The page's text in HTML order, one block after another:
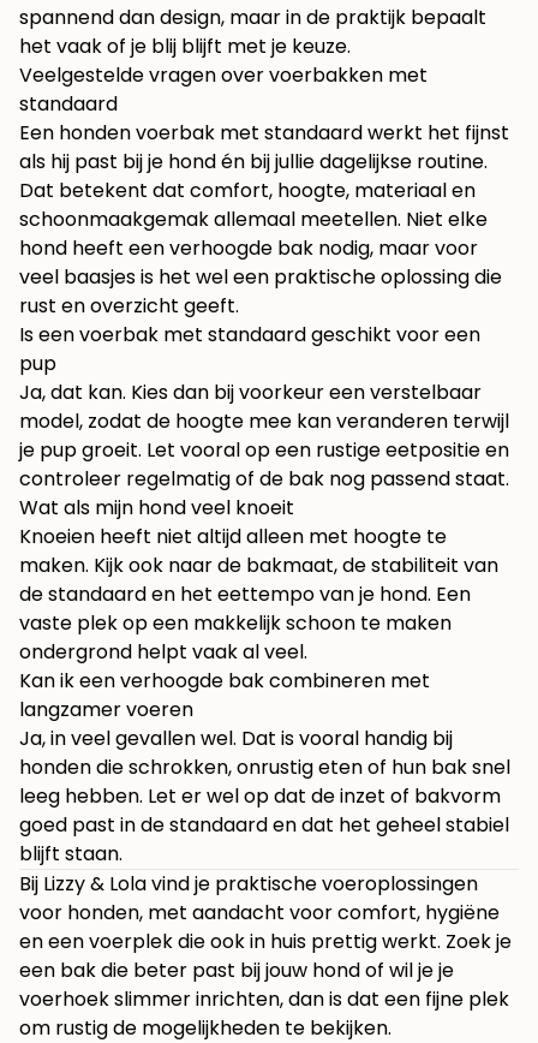
spannend dan design, maar in de praktijk bepaalt
het vaak of je blij blijft met je keuze.
Veelgestelde vragen over voerbakken met
standaard
Een honden voerbak met standaard werkt het fijnst
als hij past bij je hond én bij jullie dagelijkse routine.
Dat betekent dat comfort, hoogte, materiaal en
schoonmaakgemak allemaal meetellen. Niet elke
hond heeft een verhoogde bak nodig, maar voor
veel baasjes is het wel een praktische oplossing die
rust en overzicht geeft.
Is een voerbak met standaard geschikt voor een
pup
Ja, dat kan. Kies dan bij voorkeur een verstelbaar
model, zodat de hoogte mee kan veranderen terwijl
je pup groeit. Let vooral op een rustige eetpositie en
controleer regelmatig of de bak nog passend staat.
Wat als mijn hond veel knoeit
Knoeien heeft niet altijd alleen met hoogte te
maken. Kijk ook naar de bakmaat, de stabiliteit van
de standaard en het eettempo van je hond. Een
vaste plek op een makkelijk schoon te maken
ondergrond helpt vaak al veel.
Kan ik een verhoogde bak combineren met
langzamer voeren
Ja, in veel gevallen wel. Dat is vooral handig bij
honden die schrokken, onrustig eten of hun bak snel
leeg hebben. Let er wel op dat de inzet of bakvorm
goed past in de standaard en dat het geheel stabiel
blijft staan.
Bij Lizzy & Lolavind je praktische voeroplossingen
voor honden, met aandacht voor comfort, hygiëne
en een voerplek die ook in huis prettig werkt. Zoek je
een bak die beter past bij jouw hond of wil je je
voerhoek slimmer inrichten, dan is dat een fijne plek
om rustig de mogelijkheden te bekijken.